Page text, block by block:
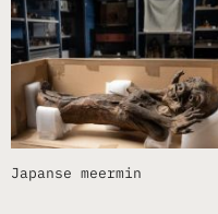
Japanse meermin